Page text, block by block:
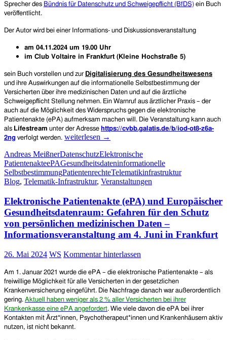
Sprecher des Bündnis für Datenschutz und Schweigepflicht (BfDS) ein Buch
veröffentlicht.
Der Autor wird bei einer Informations- und Diskussionsveranstaltung
am 04.11.2024 um 19.00 Uhr
im Club Voltaire in Frankfurt (Kleine Hochstraße 5)
sein Buch vorstellen und zur Digitalisierung des Gesundheitswesens
und ihre Auswirkungen auf die informationelle Selbstbestimmung der
Versicherten über ihre medizinischen Daten und auf die ärztliche
Schweigepflicht Stellung nehmen. Ein Warnruf aus ärztlicher Praxis – der
auch auf die Möglichkeit des Widerspruchs gegen die elektronische
Patientenakte (ePA) aufmerksam machen will. Die Veranstaltung kann auch
als Lifestream unter der Adresse https://cvbb.galatis.de/b/iod-ot8-z6a-
2ng verfolgt werden. Die
Patientenakte
(ePA),
das
Ende
ärztlichen
Schweigepflicht
–
Vortrag
und
am
4.
November
in
Frankfurt
(und
an
anderen
weiterlesen →
Andreas MeißnerDatenschutzElektronische
PatientenakteePAGesundheitsdateninformationelle
SelbstbestimmungPatientenrechteTelematikinfrastruktur
Blog, Telematik-Infrastruktur, Veranstaltungen
Elektronische Patientenakte (ePA) und Europäischer
Gesundheitsdatenraum: Gefahren für den Schutz
von persönlichen medizinischen Daten –
Informationsveranstaltung am 4. Juni in Frankfurt
26. Mai 2024 WS Kommentar hinterlassen
Am 1. Januar 2021 wurde die ePA – die elektronische Patientenakte – als
freiwillige Möglichkeit für alle Versicherten in der gesetzlichen
Krankenversicherung eingeführt. Die Nachfrage danach war außerordentlich
gering. Aktuell haben weniger als 2 % aller Versicherten bei ihrer
Krankenkasse eine ePA angefordert. Wie viele davon die ePA bei ihrer
Kontakten mit Ärzt*innen, Psychotherapeut*innen und Krankenhäusern aktiv
nutzen, ist nicht bekannt.